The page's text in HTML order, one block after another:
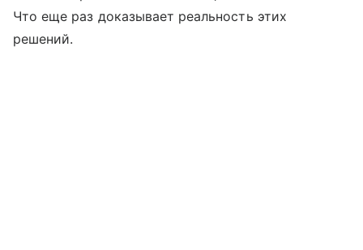
Что еще раз доказывает реальность этих
решений.